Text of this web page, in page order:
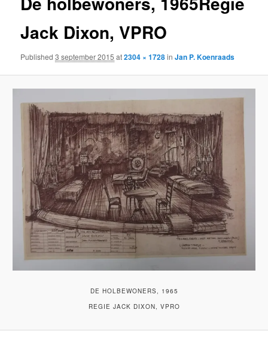
Jack Dixon, VPRO
Published3 september 2015 at2304 × 1728inJan P. Koenraads
DE HOLBEWONERS, 1965
REGIE JACK DIXON, VPRO